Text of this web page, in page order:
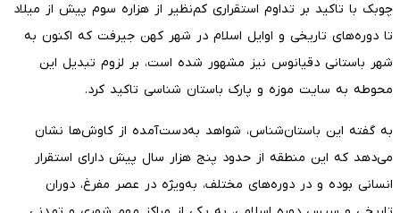
چوبک با تاکید بر تداوم استقراری کم‌نظیر از هزاره سوم پیش از میلاد
تا دوره‌های تاریخی و اوایل اسلام در شهر کهن جیرفت که اکنون به
شهر باستانی دقیانوس نیز مشهور شده است، بر لزوم تبدیل این
محوطه به سایت موزه و پارک باستان شناسی تاکید کرد.
به گفته این باستان‌شناس، شواهد به‌دست‌آمده از کاوش‌ها نشان
می‌دهد که این منطقه از حدود پنج هزار سال پیش دارای استقرار
انسانی بوده و در دوره‌های مختلف، به‌ویژه در عصر مفرغ، دوران